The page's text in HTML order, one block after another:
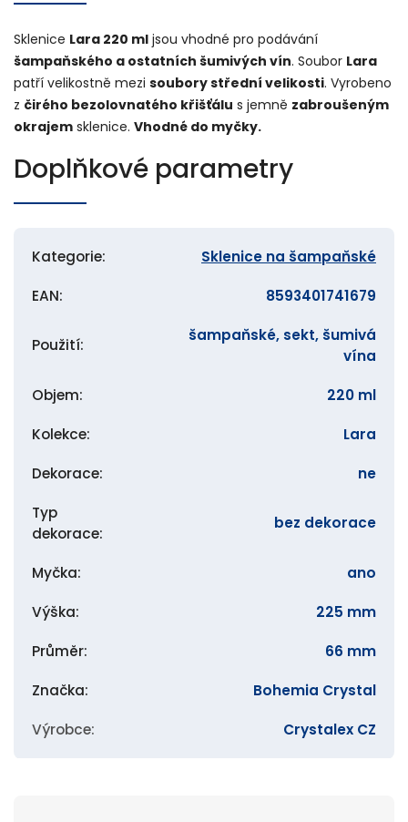
Sklenice Lara 220 ml jsou vhodné pro podávání
šampaňského a ostatních šumivých vín. Soubor Lara
patří velikostně mezi soubory střední velikosti. Vyrobeno
z čirého bezolovnatého křišťálu s jemně zabroušeným
okrajem sklenice. Vhodné do myčky.
Doplňkové parametry
Kategorie: Sklenice na šampaňské
EAN: 8593401741679
Použití:
šampaňské, sekt, šumivá
vína
Objem: 220 ml
Kolekce: Lara
Dekorace: ne
Typ
dekorace:
bez dekorace
Myčka: ano
Výška: 225 mm
Průměr: 66 mm
Značka: Bohemia Crystal
Výrobce: Crystalex CZ